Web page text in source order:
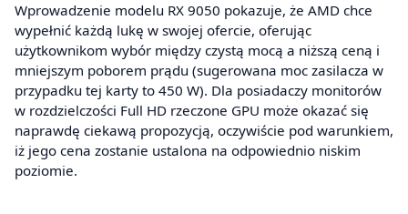
Wprowadzenie modelu RX 9050 pokazuje, że AMD chce
wypełnić każdą lukę w swojej ofercie, oferując
użytkownikom wybór między czystą mocą a niższą ceną i
mniejszym poborem prądu (sugerowana moc zasilacza w
przypadku tej karty to 450 W). Dla posiadaczy monitorów
w rozdzielczości Full HD rzeczone GPU może okazać się
naprawdę ciekawą propozycją, oczywiście pod warunkiem,
iż jego cena zostanie ustalona na odpowiednio niskim
poziomie.